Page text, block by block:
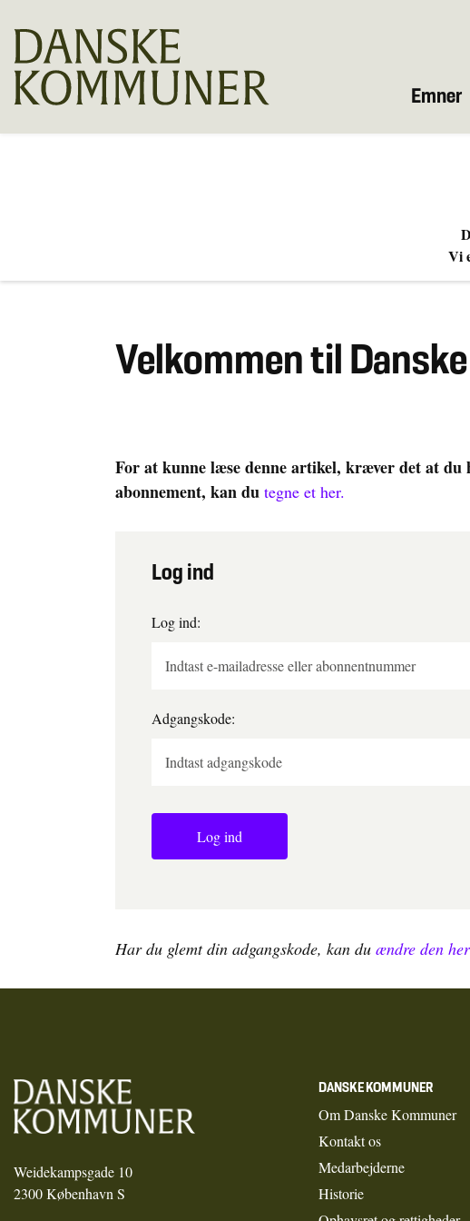
Emner
Vi
Velkommen til
For at kunne læse denne artikel, kræver det at
abonnement, kan du tegne et her.
Log ind
Log ind:
Adgangskode:
Log ind
Har du glemt din adgangskode, kan du ændre den her
Weidekampsgade 10
2300 København S
DANSKE KOMMUNER
Om Danske Kommuner
Kontakt os
Medarbejderne
Historie